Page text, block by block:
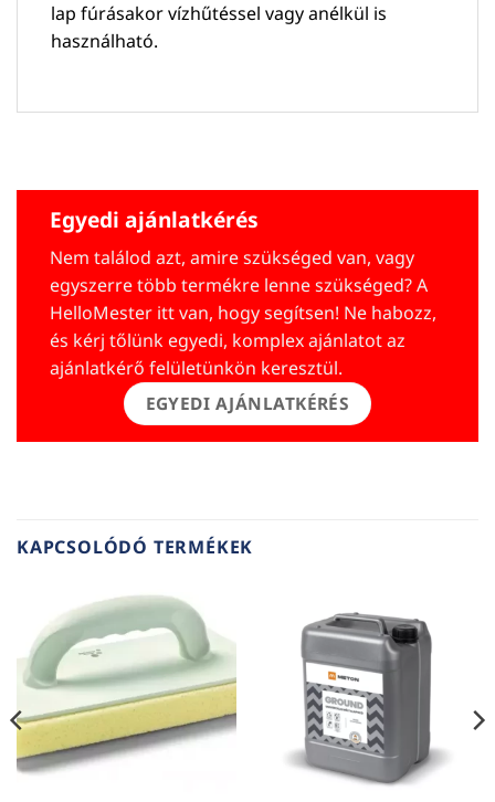
lap fúrásakor vízhűtéssel vagy anélkül is
használható.
Egyedi ajánlatkérés
Nem találod azt, amire szükséged van, vagy
egyszerre több termékre lenne szükséged? A
HelloMester itt van, hogy segítsen! Ne habozz,
és kérj tőlünk egyedi, komplex ajánlatot az
ajánlatkérő felületünkön keresztül.
EGYEDI AJÁNLATKÉRÉS
KAPCSOLÓDÓ TERMÉKEK